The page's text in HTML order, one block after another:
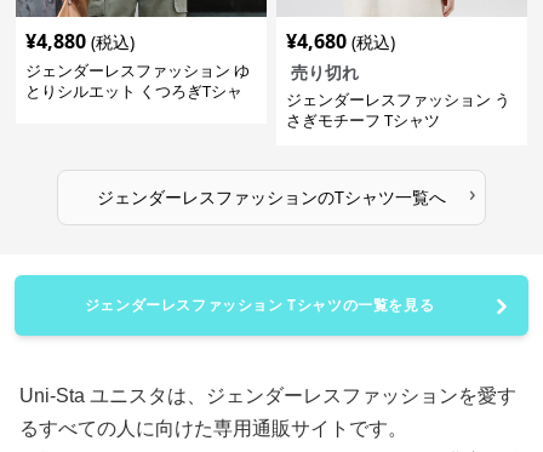
¥4,880 (税込)
ジェンダーレスファッション ゆ
とりシルエット くつろぎTシャ
¥4,680 (税込)
売り切れ
ジェンダーレスファッション う
さぎモチーフ Tシャツ
ジェンダーレスファッションのTシャツ一覧へ ›
ジェンダーレスファッション Tシャツの一覧を見る
Uni-Sta ユニスタは、ジェンダーレスファッションを愛す
るすべての人に向けた専用通販サイトです。